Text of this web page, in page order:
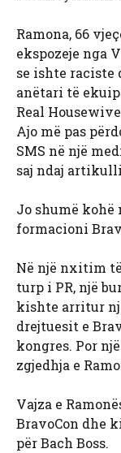
Ramona, 66
ekspozeje nga
se ishte raciste
anëtari të
Real
Ajo më pas
SMS në një
saj ndaj
Jo shumë kohë
formacioni
Në një nxitim
turp i PR, një
kishte arritur
drejtuesit e
kongres. Por
zgjedhja e
Vajza e
BravoCon dhe
për Bach Boss.